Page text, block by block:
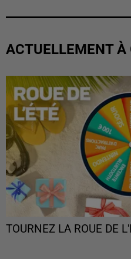
ACTUELLEMENT À
TOURNEZ LA ROUE DE